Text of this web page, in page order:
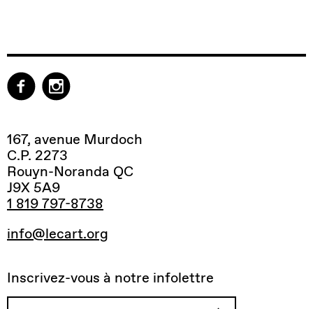
167, avenue Murdoch
C.P. 2273
Rouyn-Noranda QC
J9X 5A9
1 819 797-8738
info@lecart.org
Inscrivez-vous à notre infolettre